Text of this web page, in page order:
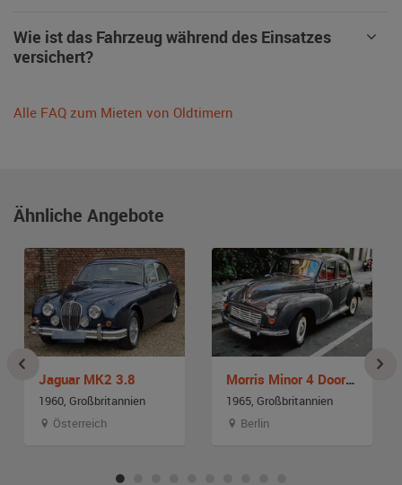
Wie ist das Fahrzeug während des Einsatzes
versichert?
Alle FAQ zum Mieten von Oldtimern
Ähnliche Angebote
Jaguar MK2 3.8
1960, Großbritannien
Österreich
Morris Minor 4 Door Saloon
1965, Großbritannien
Berlin